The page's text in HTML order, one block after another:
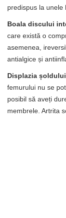
predispus la unele
Boala discului
care există o
asemenea,
antialgice și
Displazia șoldului
femurului nu se
posibil să aveți
membrele. Artrita